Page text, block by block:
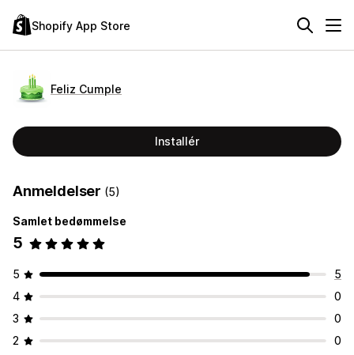
Shopify App Store
Feliz Cumple
Installér
Anmeldelser (5)
Samlet bedømmelse
5
5
5
4
0
3
0
2
0